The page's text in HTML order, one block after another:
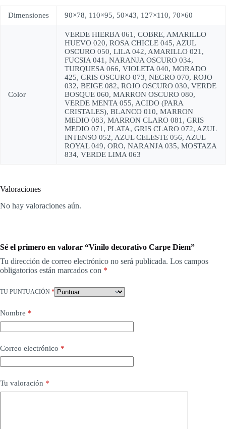
Dimensiones 90×78, 110×95, 50×43, 127×110, 70×60
Color
VERDE HIERBA 061, COBRE, AMARILLO
HUEVO 020, ROSA CHICLE 045, AZUL
OSCURO 050, LILA 042, AMARILLO 021,
FUCSIA 041, NARANJA OSCURO 034,
TURQUESA 066, VIOLETA 040, MORADO
425, GRIS OSCURO 073, NEGRO 070, ROJO
032, BEIGE 082, ROJO OSCURO 030, VERDE
BOSQUE 060, MARRON OSCURO 080,
VERDE MENTA 055, ACIDO (PARA
CRISTALES), BLANCO 010, MARRON
MEDIO 083, MARRON CLARO 081, GRIS
MEDIO 071, PLATA, GRIS CLARO 072, AZUL
INTENSO 052, AZUL CELESTE 056, AZUL
ROYAL 049, ORO, NARANJA 035, MOSTAZA
834, VERDE LIMA 063
Valoraciones
No hay valoraciones aún.
Sé el primero en valorar “Vinilo decorativo Carpe Diem”
Tu dirección de correo electrónico no será publicada. Los campos
obligatorios están marcados con *
TU PUNTUACIÓN *
Nombre *
Correo electrónico *
Tu valoración *